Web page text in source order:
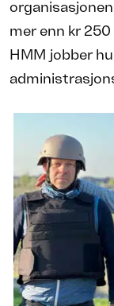
mer enn kr
HMM jobber